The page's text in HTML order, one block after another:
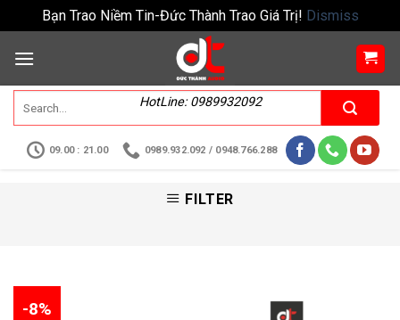
Bạn Trao Niềm Tin-Đức Thành Trao Giá Trị! Dismiss
HotLine: 0989932092
09.00 : 21.00 0989.932.092 / 0948.766.288
FILTER
-8%